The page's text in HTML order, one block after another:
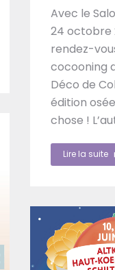
Avec le
24 octobre
rendez-
cocooning
Déco de
édition
chose !
Lire la suite